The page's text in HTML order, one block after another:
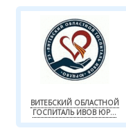
ВИТЕБСКИЙ ОБЛАСТНОЙ
ГОСПИТАЛЬ ИВОВ ЮР...